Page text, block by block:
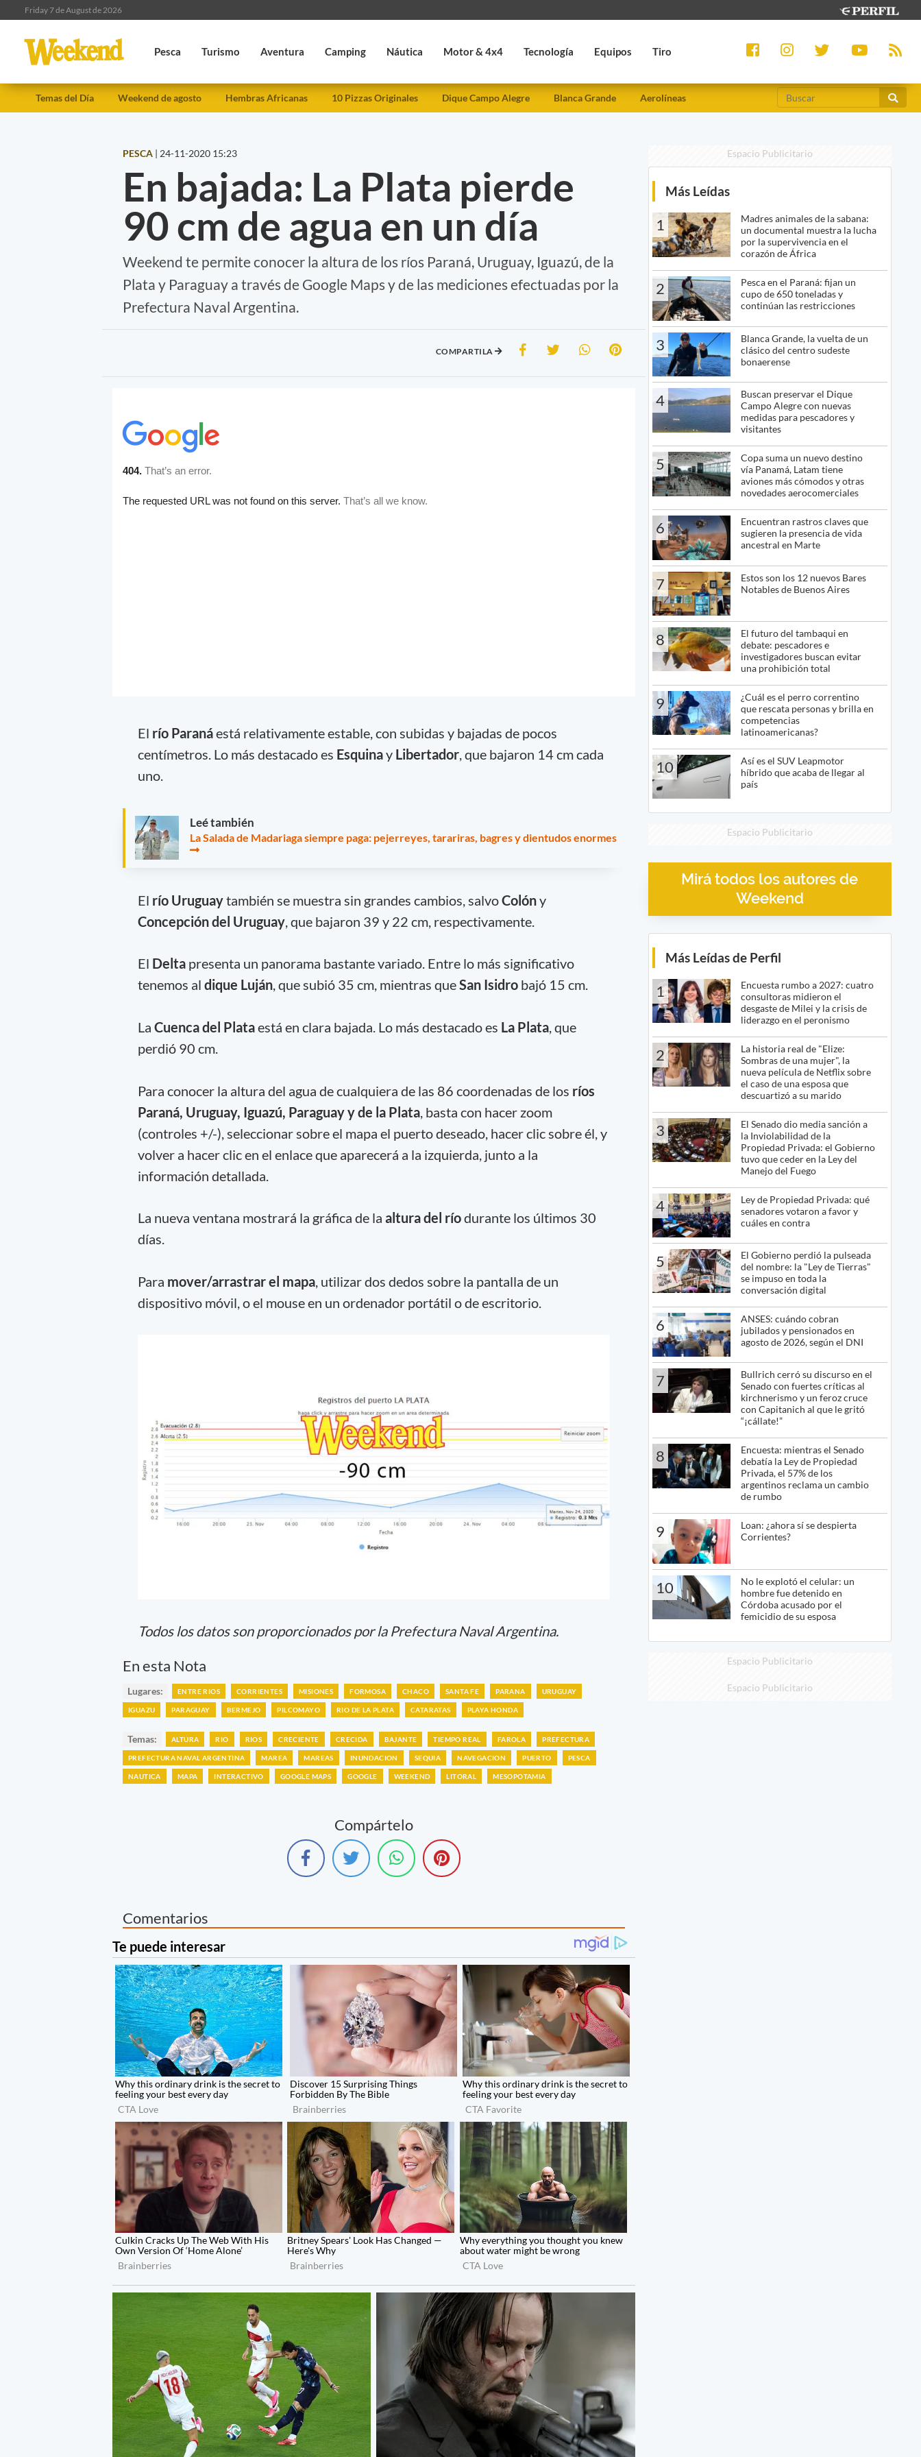
Friday 7 de August de 2026
Pesca Turismo Aventura Camping Náutica Motor & 4x4 Tecnología Equipos Tiro
Temas del Día Weekend de agosto Hembras Africanas 10 Pizzas Originales Dique Campo Alegre Blanca Grande Aerolíneas
PESCA | 24-11-2020 15:23
En bajada: La Plata pierde
90 cm de agua en un día
Weekend te permite conocer la altura de los ríos Paraná, Uruguay, Iguazú, de la
Plata y Paraguay a través de Google Maps y de las mediciones efectuadas por la
Prefectura Naval Argentina.
COMPARTILA
El río Paranáestá relativamente estable, con subidas y bajadas de pocos
centímetros. Lo más destacado es Esquinay Libertador, que bajaron 14 cm cada
uno.
Leé también
La Salada de Madariaga siempre paga: pejerreyes, tarariras, bagres y dientudos enormes
El río Uruguaytambién se muestra sin grandes cambios, salvoColóny
Concepción del Uruguay, que bajaron 39 y 22 cm, respectivamente.
El Deltapresenta un panorama bastante variado. Entre lo más significativo
tenemos al dique Luján, que subió 35 cm, mientras queSan Isidrobajó 15 cm.
La Cuenca del Plataestá en clara bajada. Lo más destacado es La Plata, que
perdió 90 cm.
Para conocer la altura del agua de cualquiera de las 86 coordenadas de los ríos
Paraná, Uruguay, Iguazú, Paraguay y de la Plata, basta con hacer zoom
(controles +/-), seleccionar sobre el mapa el puerto deseado, hacer clic sobre él, y
volver a hacer clic en el enlace que aparecerá a la izquierda, junto a la
información detallada.
La nueva ventana mostrará la gráfica de la altura del ríodurante los últimos 30
días.
Para mover/arrastrar el mapa, utilizar dos dedos sobre la pantalla de un
dispositivo móvil, o el mouse en un ordenador portátil o de escritorio.
Todos los datos son proporcionados por la Prefectura Naval Argentina.
En esta Nota
Lugares: ENTRE RIOS CORRIENTES MISIONES FORMOSA CHACO SANTA FE PARANA URUGUAY
IGUAZU PARAGUAY BERMEJO PILCOMAYO RIO DE LA PLATA CATARATAS PLAYA HONDA
Temas: ALTURA RIO RIOS CRECIENTE CRECIDA BAJANTE TIEMPO REAL FAROLA PREFECTURA
PREFECTURA NAVAL ARGENTINA MAREA MAREAS INUNDACION SEQUIA NAVEGACION PUERTO PESCA
NAUTICA MAPA INTERACTIVO GOOGLE MAPS GOOGLE WEEKEND LITORAL MESOPOTAMIA
Compártelo
Comentarios
Espacio Publicitario
Más Leídas
1
Madres animales de la sabana:
un documental muestra la lucha
por la supervivencia en el
corazón de África
2
Pesca en el Paraná: fijan un
cupo de 650 toneladas y
continúan las restricciones
3
Blanca Grande, la vuelta de un
clásico del centro sudeste
bonaerense
4
Buscan preservar el Dique
Campo Alegre con nuevas
medidas para pescadores y
visitantes
5
Copa suma un nuevo destino
vía Panamá, Latam tiene
aviones más cómodos y otras
novedades aerocomerciales
6
Encuentran rastros claves que
sugieren la presencia de vida
ancestral en Marte
7
Estos son los 12 nuevos Bares
Notables de Buenos Aires
8
El futuro del tambaqui en
debate: pescadores e
investigadores buscan evitar
una prohibición total
9
¿Cuál es el perro correntino
que rescata personas y brilla en
competencias
latinoamericanas?
10
Así es el SUV Leapmotor
híbrido que acaba de llegar al
país
Espacio Publicitario
Mirá todos los autores de
Weekend
Más Leídas de Perfil
1
Encuesta rumbo a 2027: cuatro
consultoras midieron el
desgaste de Milei y la crisis de
liderazgo en el peronismo
2
La historia real de "Elize:
Sombras de una mujer", la
nueva película de Netflix sobre
el caso de una esposa que
descuartizó a su marido
3
El Senado dio media sanción a
la Inviolabilidad de la
Propiedad Privada: el Gobierno
tuvo que ceder en la Ley del
Manejo del Fuego
4
Ley de Propiedad Privada: qué
senadores votaron a favor y
cuáles en contra
5
El Gobierno perdió la pulseada
del nombre: la "Ley de Tierras"
se impuso en toda la
conversación digital
6
ANSES: cuándo cobran
jubilados y pensionados en
agosto de 2026, según el DNI
7
Bullrich cerró su discurso en el
Senado con fuertes críticas al
kirchnerismo y un feroz cruce
con Capitanich al que le gritó
“¡cállate!”
8
Encuesta: mientras el Senado
debatía la Ley de Propiedad
Privada, el 57% de los
argentinos reclama un cambio
de rumbo
9
Loan: ¿ahora sí se despierta
Corrientes?
10
No le explotó el celular: un
hombre fue detenido en
Córdoba acusado por el
femicidio de su esposa
Espacio Publicitario
Espacio Publicitario